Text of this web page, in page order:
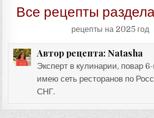
Все рецепты
рецепты на 2025 год
Автор рецепта: Natasha
Эксперт в кулинарии, повар 6-
имею сеть ресторанов по
СНГ.